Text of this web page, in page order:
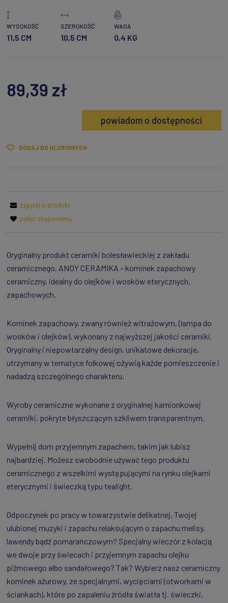
WYSOKOŚĆ
11,5 CM
SZEROKOŚĆ
10,5 CM
WAGA
0,4 KG
89,39 zł
powiadom o dostępności
DODAJ DO ULUBIONYCH
zapytaj o produkt
poleć znajomemu
Oryginalny produkt ceramiki bolesławieckiej z zakładu
ceramicznego, ANDY CERAMIKA – kominek zapachowy
ceramiczny, idealny do olejków i wosków eterycznych,
zapachowych.
Kominek zapachowy, zwany również witrażowym, (lampa do
wosków i olejków), wykonany z najwyższej jakości ceramiki.
Oryginalny i niepowtarzalny design, unikatowe dekoracje,
utrzymany w tematyce folkowej ożywią każde pomieszczenie i
nadadzą szczególnego charakteru.
Wyroby ceramiczne wykonane z oryginalnej kamionkowej
ceramiki, pokryte błyszczącym szkliwem transparentnym.
Wypełnij dom przyjemnym zapachem, takim jak lubisz
najbardziej. Możesz swobodnie używać tego produktu
ceramicznego z wszelkimi występującymi na rynku olejkami
eterycznymi i świeczką typu tealight.
Odpoczynek po pracy w towarzystwie delikatnej, Twojej
ulubionej muzyki i zapachu relaksującym o zapachu melisy,
lawendy bądź pomarańczowym? Specjalny wieczór z kolacją
we dwoje przy świecach i przyjemnym zapachu olejku
piżmowego albo sandałowego? Tak? Wybierz nasz ceramiczny
kominek ażurowy, ze specjalnymi, wycięciami (otworkami w
ściankach), które po zapaleniu źródła światła tj. świeczki,